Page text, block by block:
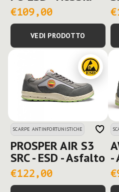
€109,00
VEDI PRODOTTO
SCARPE ANTINFORTUNISTICHE
PROSPER AIR S3
SRC - ESD - Asfalto
€122,00
-